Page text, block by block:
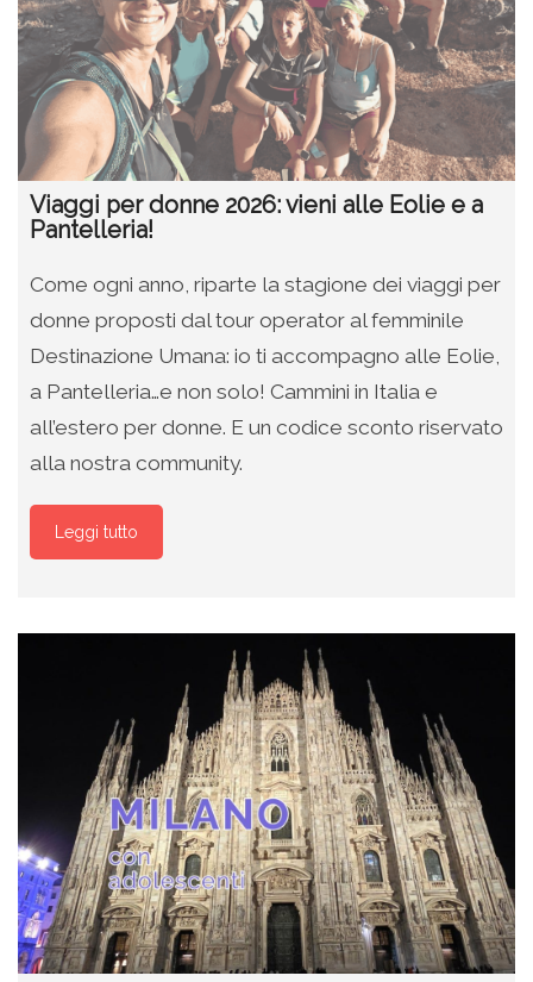
Viaggi per donne 2026: vieni alle Eolie e a
Pantelleria!
Come ogni anno, riparte la stagione dei viaggi per
donne proposti dal tour operator al femminile
Destinazione Umana: io ti accompagno alle Eolie,
a Pantelleria…e non solo! Cammini in Italia e
all’estero per donne. E un codice sconto riservato
alla nostra community.
Leggi tutto